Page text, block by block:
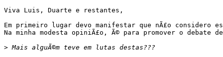
Viva Luis, Duarte e restantes,
Em primeiro lugar devo manifestar que nÃ£o
Na minha modesta opiniÃ£o, Ã© para promover o
>